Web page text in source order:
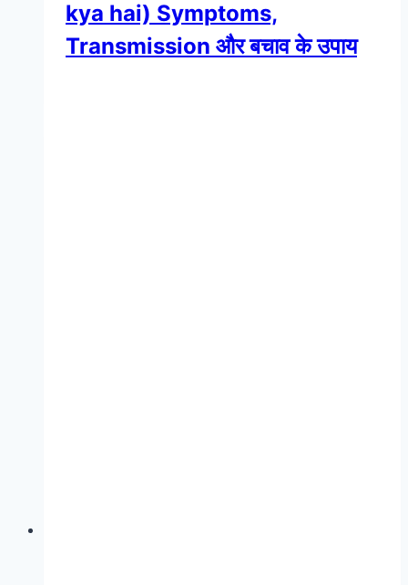
kya hai) Symptoms,
Transmission और बचाव के उपाय